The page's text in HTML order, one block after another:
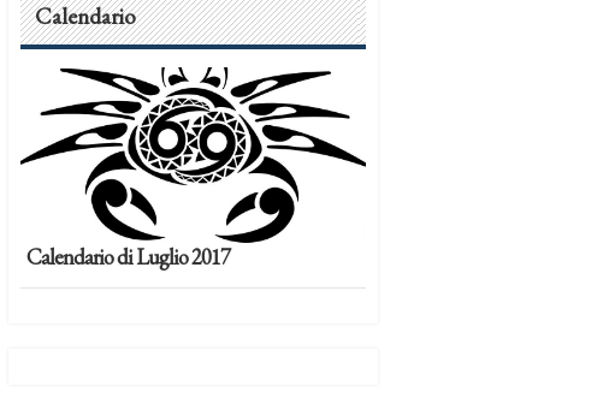
Calendario
Calendario di Luglio 2017